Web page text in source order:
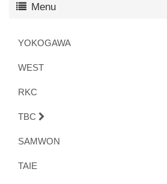
Menu
YOKOGAWA
WEST
RKC
TBC
SAMWON
TAIE